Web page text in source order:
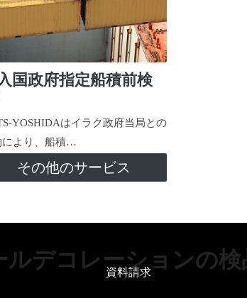
国政府指定船積前検
YOSHIDAはイラク政府当局との
により、船積…
その他のサービス
ルデコレーションの
資料請求